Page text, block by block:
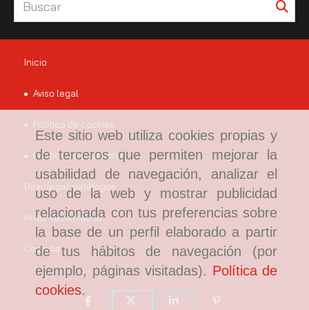
Este sitio web utiliza cookies propias y
de terceros que permiten mejorar la
usabilidad de navegación, analizar el
uso de la web y mostrar publicidad
relacionada con tus preferencias sobre
la base de un perfil elaborado a partir
de tus hábitos de navegación (por
ejemplo, páginas visitadas). Política de
cookies.
Inicio
Aviso legal
Política de cookies
Política de privacidad
Descargar catálogos
Rivas Vaciamadrid
Coslada